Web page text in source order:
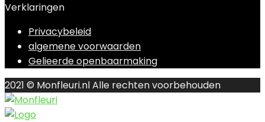
Verklaringen
Privacybeleid
algemene voorwaarden
Gelieerde openbaarmaking
2021 © Monfleuri.nl Alle rechten voorbehouden